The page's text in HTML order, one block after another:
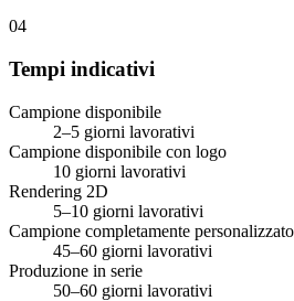
04
Tempi indicativi
Campione disponibile
2–5 giorni lavorativi
Campione disponibile con logo
10 giorni lavorativi
Rendering 2D
5–10 giorni lavorativi
Campione completamente personalizzato
45–60 giorni lavorativi
Produzione in serie
50–60 giorni lavorativi